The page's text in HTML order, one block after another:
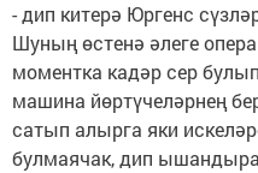
- дип китерә Юргенс
Шуның өстенә әлеге
моментка кадәр сер
машина йөртүчеләрнең
сатып алырга яки
булмаячак, дип